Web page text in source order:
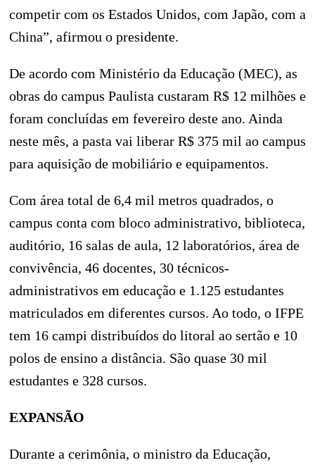
competir com os Estados Unidos, com Japão, com a
China”, afirmou o presidente.
De acordo com Ministério da Educação (MEC), as
obras do campus Paulista custaram R$ 12 milhões e
foram concluídas em fevereiro deste ano. Ainda
neste mês, a pasta vai liberar R$ 375 mil ao campus
para aquisição de mobiliário e equipamentos.
Com área total de 6,4 mil metros quadrados, o
campus conta com bloco administrativo, biblioteca,
auditório, 16 salas de aula, 12 laboratórios, área de
convivência, 46 docentes, 30 técnicos-
administrativos em educação e 1.125 estudantes
matriculados em diferentes cursos. Ao todo, o IFPE
tem 16 campi distribuídos do litoral ao sertão e 10
polos de ensino a distância. São quase 30 mil
estudantes e 328 cursos.
EXPANSÃO
Durante a cerimônia, o ministro da Educação,